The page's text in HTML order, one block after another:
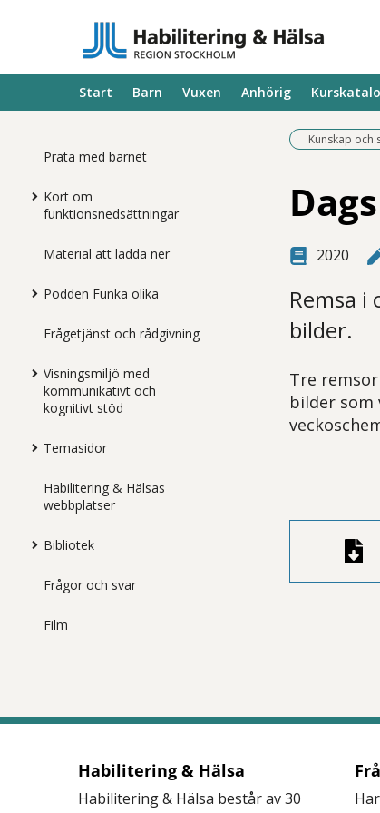
Start Barn Vuxen Anhörig
Prata med barnet
Kort om
funktionsnedsättningar
Material att ladda ner
Podden Funka olika
Frågetjänst och rådgivning
Visningsmiljö med
kommunikativt och
kognitivt stöd
Temasidor
Habilitering & Hälsas
webbplatser
Bibliotek
Frågor och svar
Film
Kunskap och
2020
Remsa i
bilder.
Tre
bilder som
Habilitering & Hälsa
Habilitering & Hälsa består av 30